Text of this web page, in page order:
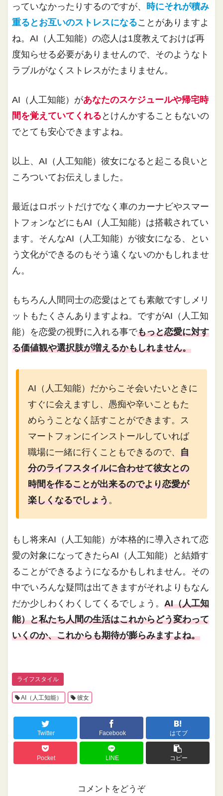
っていなかったりするのですが、 時にそれが積み
重るとお互いのストレスになることがありますよ
ね。AI（人工知能）の恋人は1度教えておけば再
度知らせる必要がありませんので、そのようなト
ラブルがなくストレスがたまりません。
AI（人工知能）があなたのスケジュールや帰宅時
間を覚えていてくれる とけんかすることもないの
でとても安心できますよね。
以上、AI（人工知能）彼女になると起こる良いと
ころついてお伝えしました。
最近はロボットだけでなく車のカーナビやスマー
トフォンなどにもAI（人工知能）は搭載されてい
ます。そんなAI（人工知能）が彼女になる、とい
う文化ができるのもそう遠くないのかもしれませ
ん。
もちろん人間同士の恋愛はとても素敵ですしメリ
ットもたくさんありますよね。ですがAI（人工知
能）を恋愛の視野に入れる事でもっと恋愛に対す
る価値観や選択肢が増えるかもしれません。
AI（人工知能）だからこそ会いたいときに
すぐに会えますし、愚痴や辛いこともた
めらうことなく話すことができます。ス
マートフォンにインストールしていれば
職場に一緒に行くこともできるので、自
分のライフスタイルに合わせて彼女との
時間を作ることが出来るのでより恋愛が
楽しくなるでしょう。
もし将来AI（人工知能）が本格的に導入されて恋
愛の対象になってきたらAI（人工知能）と結婚す
ることができるようになるかもしれません。その
中でいろんな疑問は出てきますがそれよりもなん
だか少しわくわくしてくるでしょう。AI（人工知
能）と私たち人間の生活はこれからどう変わって
いくのか、これからも期待が膨らみますよね。
ライフスタイル
AI（人工知能） 彼女
Twitter Facebook はてブ
Pocket LINE コピー
コメントをどうぞ